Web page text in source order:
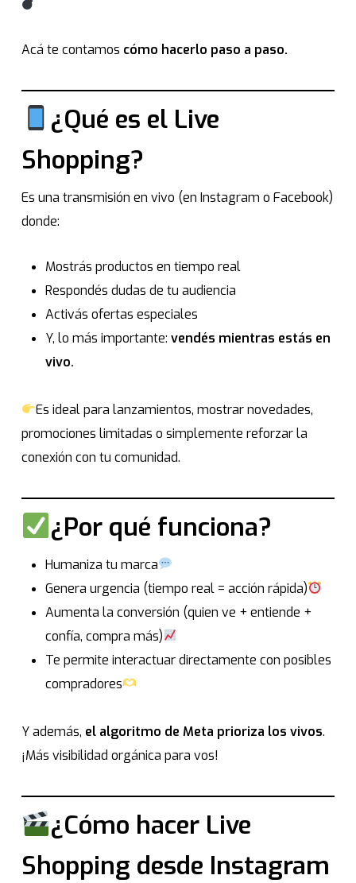
Acá te contamos cómo hacerlo paso a paso.
¿Qué es el Live
Shopping?
Es una transmisión en vivo (en Instagram o Facebook)
donde:
Mostrás productos en tiempo real
Respondés dudas de tu audiencia
Activás ofertas especiales
Y, lo más importante: vendés mientras estás en
vivo.
Es ideal para lanzamientos, mostrar novedades,
promociones limitadas o simplemente reforzar la
conexión con tu comunidad.
¿Por qué funciona?
Humaniza tu marca
Genera urgencia (tiempo real = acción rápida)
Aumenta la conversión (quien ve + entiende +
confía, compra más)
Te permite interactuar directamente con posibles
compradores
Y además, el algoritmo de Meta prioriza los vivos.
¡Más visibilidad orgánica para vos!
¿Cómo hacer Live
Shopping desde Instagram